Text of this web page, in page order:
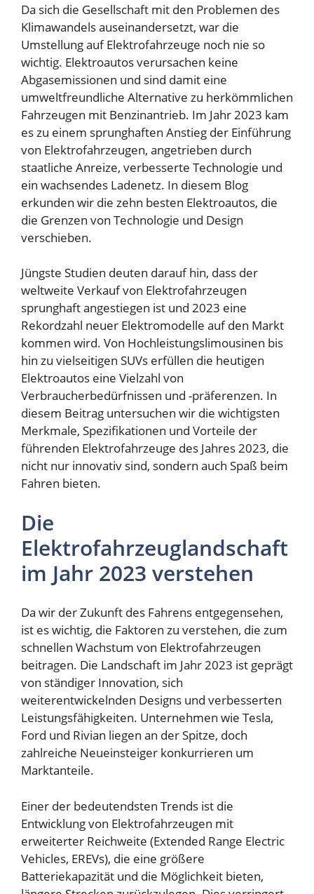
Da sich die Gesellschaft mit den Problemen des
Klimawandels auseinandersetzt, war die
Umstellung auf Elektrofahrzeuge noch nie so
wichtig. Elektroautos verursachen keine
Abgasemissionen und sind damit eine
umweltfreundliche Alternative zu herkömmlichen
Fahrzeugen mit Benzinantrieb. Im Jahr 2023 kam
es zu einem sprunghaften Anstieg der Einführung
von Elektrofahrzeugen, angetrieben durch
staatliche Anreize, verbesserte Technologie und
ein wachsendes Ladenetz. In diesem Blog
erkunden wir die zehn besten Elektroautos, die
die Grenzen von Technologie und Design
verschieben.
Jüngste Studien deuten darauf hin, dass der
weltweite Verkauf von Elektrofahrzeugen
sprunghaft angestiegen ist und 2023 eine
Rekordzahl neuer Elektromodelle auf den Markt
kommen wird. Von Hochleistungslimousinen bis
hin zu vielseitigen SUVs erfüllen die heutigen
Elektroautos eine Vielzahl von
Verbraucherbedürfnissen und -präferenzen. In
diesem Beitrag untersuchen wir die wichtigsten
Merkmale, Spezifikationen und Vorteile der
führenden Elektrofahrzeuge des Jahres 2023, die
nicht nur innovativ sind, sondern auch Spaß beim
Fahren bieten.
Die
Elektrofahrzeuglandschaft
im Jahr 2023 verstehen
Da wir der Zukunft des Fahrens entgegensehen,
ist es wichtig, die Faktoren zu verstehen, die zum
schnellen Wachstum von Elektrofahrzeugen
beitragen. Die Landschaft im Jahr 2023 ist geprägt
von ständiger Innovation, sich
weiterentwickelnden Designs und verbesserten
Leistungsfähigkeiten. Unternehmen wie Tesla,
Ford und Rivian liegen an der Spitze, doch
zahlreiche Neueinsteiger konkurrieren um
Marktanteile.
Einer der bedeutendsten Trends ist die
Entwicklung von Elektrofahrzeugen mit
erweiterter Reichweite (Extended Range Electric
Vehicles, EREVs), die eine größere
Batteriekapazität und die Möglichkeit bieten,